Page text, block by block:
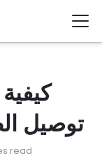
توصيل
read